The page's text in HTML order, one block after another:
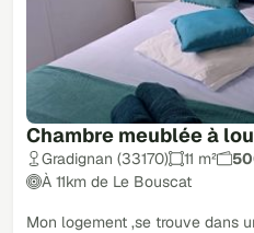
Chambre meublée à
Gradignan (33170) 11 m²
À 11km de Le Bouscat
Mon logement ,se trouve dans